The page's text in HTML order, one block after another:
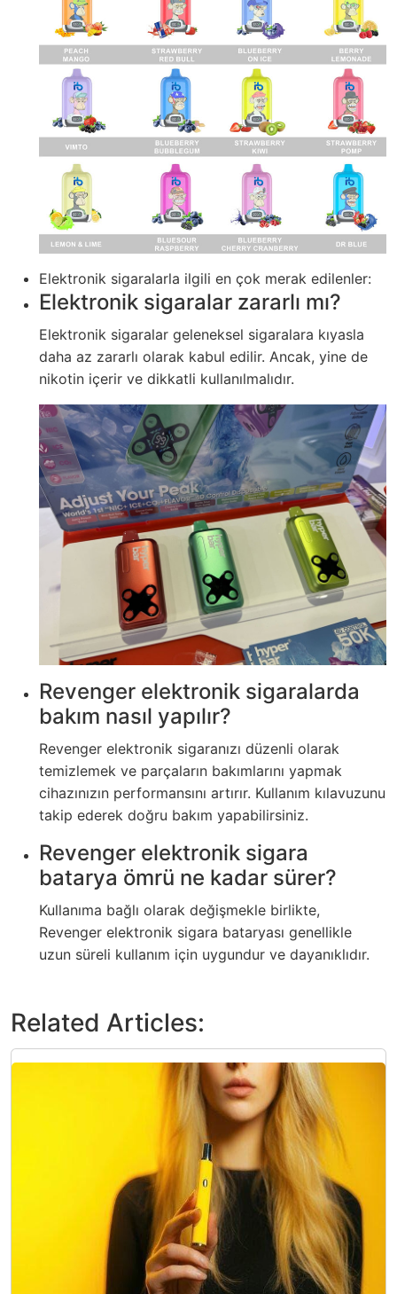
Elektronik sigaralarla ilgili en çok merak edilenler:
Elektronik sigaralar zararlı mı?
Elektronik sigaralar geleneksel sigaralara kıyasla
daha az zararlı olarak kabul edilir. Ancak, yine de
nikotin içerir ve dikkatli kullanılmalıdır.
Revenger elektronik sigaralarda
bakım nasıl yapılır?
Revenger elektronik sigaranızı düzenli olarak
temizlemek ve parçaların bakımlarını yapmak
cihazınızın performansını artırır. Kullanım kılavuzunu
takip ederek doğru bakım yapabilirsiniz.
Revenger elektronik sigara
batarya ömrü ne kadar sürer?
Kullanıma bağlı olarak değişmekle birlikte,
Revenger elektronik sigara bataryası genellikle
uzun süreli kullanım için uygundur ve dayanıklıdır.
Related Articles: